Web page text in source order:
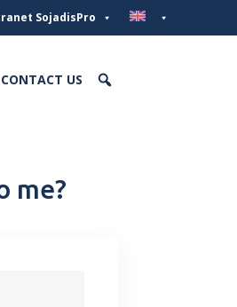
SojadisPro
CONTACT US
me?